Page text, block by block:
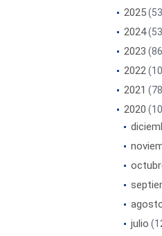
2025
2024
2023
2022
2021
2020
julio